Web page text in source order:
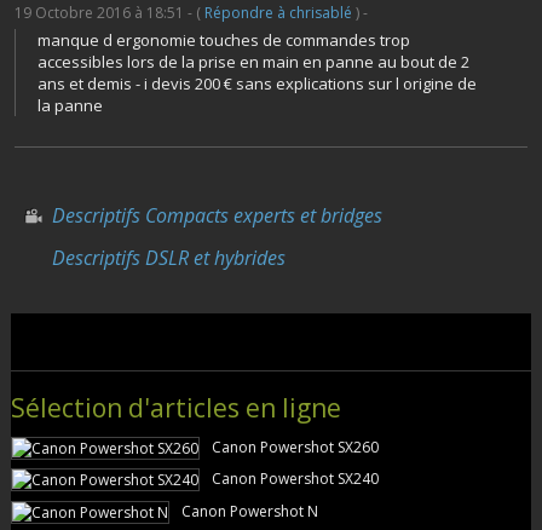
19 Octobre 2016 à 18:51 - ( Répondre à chrisablé ) -
manque d ergonomie touches de commandes trop
accessibles lors de la prise en main en panne au bout de 2
ans et demis - i devis 200 € sans explications sur l origine de
la panne
Descriptifs Compacts experts et bridges
Descriptifs DSLR et hybrides
Sélection d'articles en ligne
Canon Powershot SX260
Canon Powershot SX240
Canon Powershot N